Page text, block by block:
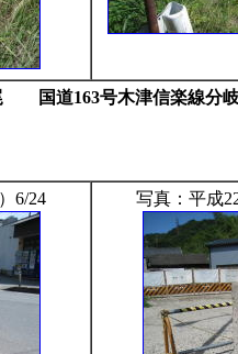
国道163号木津信楽線分
6/24
写真：平成